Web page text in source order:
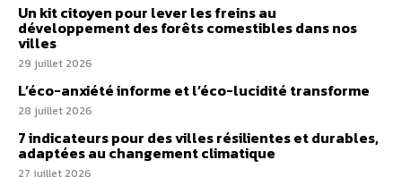
Un kit citoyen pour lever les freins au
développement des forêts comestibles dans nos
villes
29 juillet 2026
L’éco-anxiété informe et l’éco-lucidité transforme
28 juillet 2026
7 indicateurs pour des villes résilientes et durables,
adaptées au changement climatique
27 juillet 2026